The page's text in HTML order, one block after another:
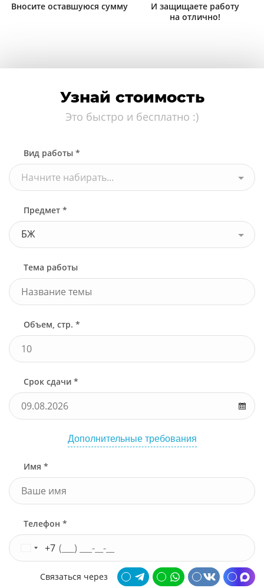
Вносите оставшуюся сумму
И защищаете работу
на отлично!
Узнай стоимость
Это быстро и бесплатно :)
Вид работы *
Начните набирать...
Предмет *
БЖ
Тема работы
Объем, стр. *
Срок сдачи *
Дополнительные требования
Имя *
Телефон *
+7
Связаться через